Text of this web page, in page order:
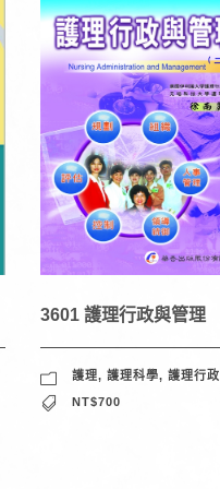
3601 護理行政與管理
護理, 護理科學, 護理行政
NT$700